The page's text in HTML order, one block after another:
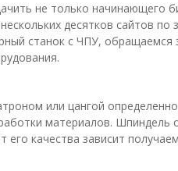
не только начинающего
десятков сайтов
станок с ЧПУ,
или цангой
материалов. Шпиндель
качества зависит